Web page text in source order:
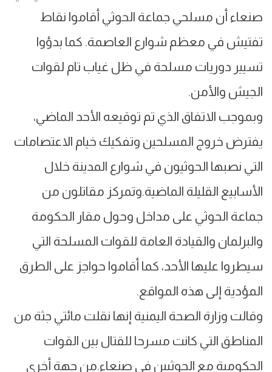
صنعاء أن مسلحي جماعة الحوثي أقاموا نقاط
تفتيش في معظم شوارع العاصمة. كما بدؤوا
تسيير دوريات مسلحة في ظل غياب تام لقوات
الجيش والأمن.
وبموجب الاتفاق الذي تم توقيعه الأحد الماضي،
يفترض خروج المسلحين وتفكيك خيام الاعتصامات
التي نصبها الحوثيون في شوارع المدينة خلال
الأسابيع القليلة الماضية.وتمركز مقاتلون من
جماعة الحوثي على مداخل وحول مقار الحكومة
والبرلمان والقيادة العامة للقوات المسلحة التي
سيطروا عليها الأحد، كما أقاموا حواجز على الطرق
المؤدية إلى هذه المواقع.
وقالت وزارة الصحة اليمنية إنها نقلت مائتي جثة من
المناطق التي كانت مسرحا للقتال بين القوات
الحكومية مع الحوثيين في صنعاء.من جهة أخرى